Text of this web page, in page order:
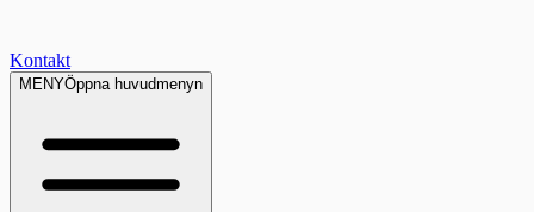
Kontakt
MENYÖppna huvudmenyn